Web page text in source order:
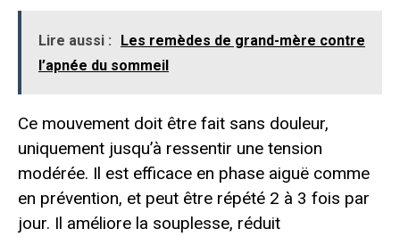
Lire aussi :
Les remèdes de grand-mère contre
l’apnée du sommeil
Ce mouvement doit être fait sans douleur,
uniquement jusqu’à ressentir une tension
modérée. Il est efficace en phase aiguë comme
en prévention, et peut être répété 2 à 3 fois par
jour. Il améliore la souplesse, réduit